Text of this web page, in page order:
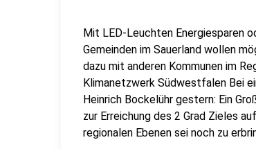
Mit LED-Leuchten Energiesparen
Gemeinden im Sauerland wollen
dazu mit anderen Kommunen im
Klimanetzwerk Südwestfalen Bei
Heinrich Bockelühr gestern: Ein
zur Erreichung des 2 Grad Zieles
regionalen Ebenen sei noch zu